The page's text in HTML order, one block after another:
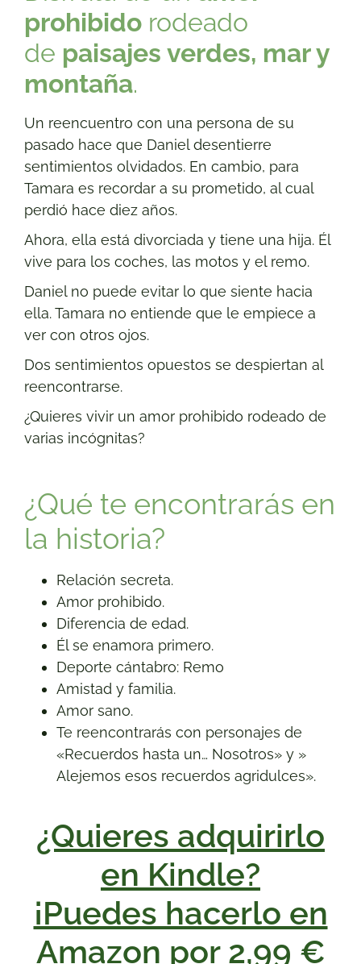
prohibido rodeado
de paisajes verdes, mar y
montaña.
Un reencuentro con una persona de su
pasado hace que Daniel desentierre
sentimientos olvidados. En cambio, para
Tamara es recordar a su prometido, al cual
perdió hace diez años.
Ahora, ella está divorciada y tiene una hija. Él
vive para los coches, las motos y el remo.
Daniel no puede evitar lo que siente hacia
ella. Tamara no entiende que le empiece a
ver con otros ojos.
Dos sentimientos opuestos se despiertan al
reencontrarse.
¿Quieres vivir un amor prohibido rodeado de
varias incógnitas?
¿Qué te encontrarás en
la historia?
Relación secreta.
Amor prohibido.
Diferencia de edad.
Él se enamora primero.
Deporte cántabro: Remo
Amistad y familia.
Amor sano.
Te reencontrarás con personajes de
«Recuerdos hasta un… Nosotros» y »
Alejemos esos recuerdos agridulces».
¿Quieres adquirirlo
en Kindle?
¡Puedes hacerlo en
Amazon por 2,99 €